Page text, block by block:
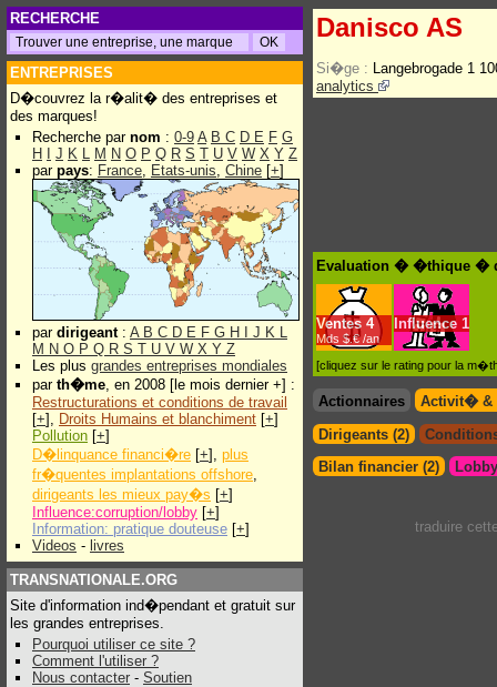
RECHERCHE
ENTREPRISES
D�couvrez la r�alit� des entreprises et
des marques!
Recherche par nom : 0-9 A B C D E F G
H
J K L M N O P Q R S T U V W X Y Z
par pays: France, Etats-unis, Chine [+]
par dirigeant: A B C D E F G H J K L
M N O P Q R S T U V W X Y Z
Les plus grandes entreprises mondiales
par th�me, en 2008 [le mois dernier +] :
Restructurations et conditions de travail
[+], Droits Humains et blanchiment [+]
Pollution [+]
D�linquance financi�re [+], plus
fr�quentes implantations offshore,
dirigeants les mieux pay�s [+]
Influence:corruption/lobby [+]
Information: pratique douteuse [+]
Videos - livres
TRANSNATIONALE.ORG
Site d'information ind�pendant et gratuit sur
les grandes entreprises.
Pourquoi utiliser ce site ?
Comment l'utiliser ?
Nous contacter - Soutien
Danisco AS
Si�ge :
Langebrogade 1
analytics
Evaluation � �thique �
Ventes 4
Mds $.€ /an
Influence 1
[cliquez sur le rating pour la
Actionnaires
Activit� &
Dirigeants (2)
Bilan financier (2)
traduire